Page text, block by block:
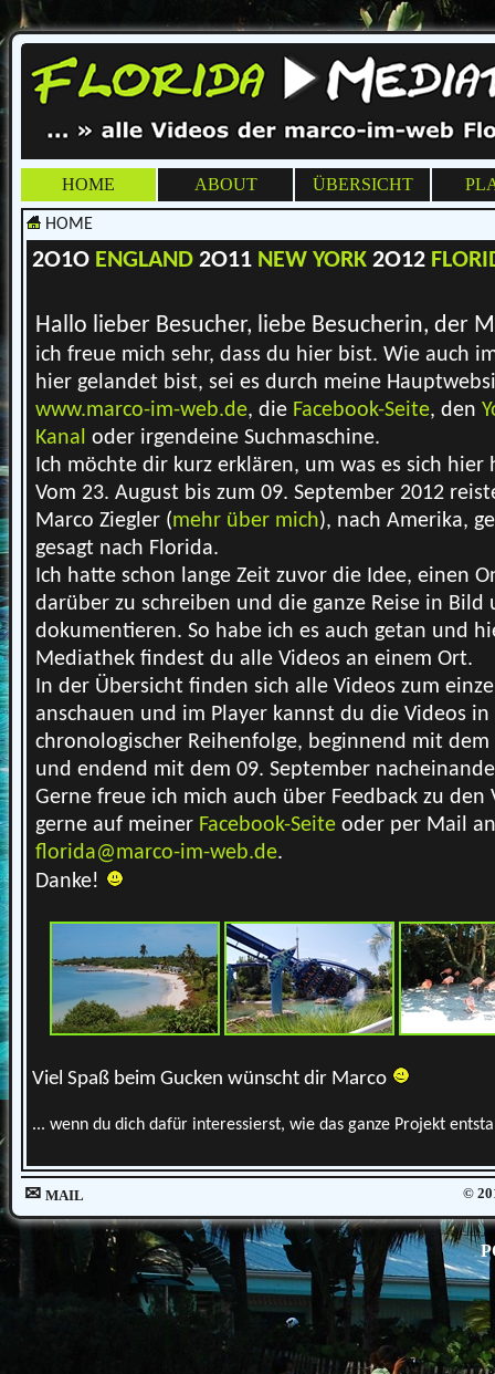
HOME ABOUT ÜBERSICHT
HOME
2O1O ENGLAND 2O11 NEW YORK 2O12
Hallo lieber Besucher, liebe Besucherin, der
ich freue mich sehr, dass du hier bist. Wie auch
hier gelandet bist, sei es durch meine
www.marco-im-web.de, die Facebook-Seite, den
Kanal oder irgendeine Suchmaschine.
Ich möchte dir kurz erklären, um was es sich hier
Vom 23. August bis zum 09. September 2012
Marco Ziegler (mehr über mich), nach Amerika,
gesagt nach Florida.
Ich hatte schon lange Zeit zuvor die Idee, einen
darüber zu schreiben und die ganze Reise in Bild
dokumentieren. So habe ich es auch getan und
Mediathek findest du alle Videos an einem Ort.
In der Übersicht finden sich alle Videos zum
anschauen und im Player kannst du die Videos in
chronologischer Reihenfolge, beginnend mit dem
und endend mit dem 09. September
Gerne freue ich mich auch über Feedback zu den
gerne auf meiner Facebook-Seite oder per Mail an
florida@marco-im-web.de.
Danke!
Viel Spaß beim Gucken wünscht dir Marco
... wenn du dich dafür interessierst, wie das ganze Projekt
✉ MAIL ©